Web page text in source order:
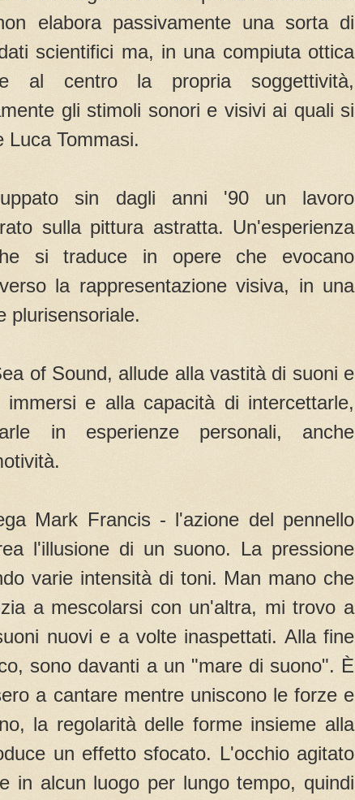
elabora passivamente una sorta di
scientifici ma, in una compiuta ottica
al centro la propria soggettività,
gli stimoli sonori e visivi ai quali si
Luca Tommasi.
sin dagli anni '90 un lavoro
sulla pittura astratta. Un'esperienza
si traduce in opere che evocano
la rappresentazione visiva, in una
plurisensoriale.
of Sound, allude alla vastità di suoni e
e alla capacità di intercettarle,
in esperienze personali, anche
Mark Francis - l'azione del pennello
l'illusione di un suono. La pressione
varie intensità di toni. Man mano che
a mescolarsi con un'altra, mi trovo a
nuovi e a volte inaspettati. Alla fine
sono davanti a un "mare di suono". È
a cantare mentre uniscono le forze e
la regolarità delle forme insieme alla
un effetto sfocato. L'occhio agitato
in alcun luogo per lungo tempo, quindi